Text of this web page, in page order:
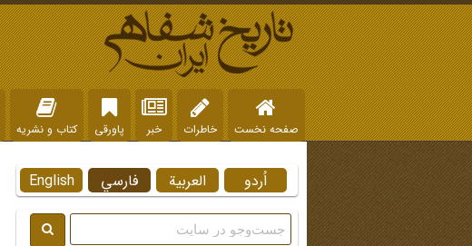
صفحه نخست خاطرات خبر پاورقی کتاب و نشریه
English فارسي العربية اُردو